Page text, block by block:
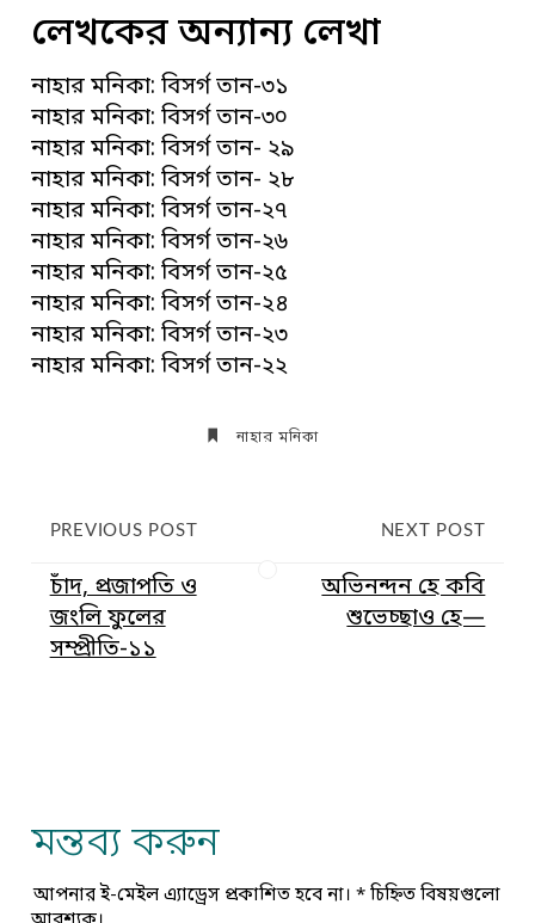
লেখকের অন্যান্য লেখা
নাহার মনিকা: বিসর্গ তান-৩১
নাহার মনিকা: বিসর্গ তান-৩০
নাহার মনিকা: বিসর্গ তান- ২৯
নাহার মনিকা: বিসর্গ তান- ২৮
নাহার মনিকা: বিসর্গ তান-২৭
নাহার মনিকা: বিসর্গ তান-২৬
নাহার মনিকা: বিসর্গ তান-২৫
নাহার মনিকা: বিসর্গ তান-২৪
নাহার মনিকা: বিসর্গ তান-২৩
নাহার মনিকা: বিসর্গ তান-২২
নাহার মনিকা
PREVIOUS POST
চাঁদ, প্রজাপতি ও
জংলি ফুলের
সম্প্রীতি-১১
NEXT POST
অভিনন্দন হে কবি
শুভেচ্ছাও হে—
মন্তব্য করুন
আপনার ই-মেইল এ্যাড্রেস প্রকাশিত হবে না। *চিহ্নিত বিষয়গুলো